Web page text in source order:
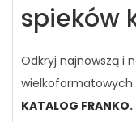
spieków
Odkryj najnowszą i
wielkoformatowych
KATALOG FRANKO.